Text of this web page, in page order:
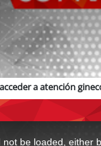
a atención
not be loaded, either